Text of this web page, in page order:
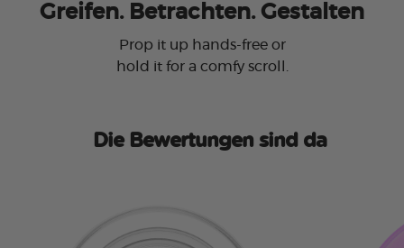
Greifen. Betrachten. Gestalten
Prop it up hands-free or
hold it for a comfy scroll.
Die Bewertungen sind da